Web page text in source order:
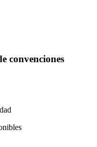
convenciones